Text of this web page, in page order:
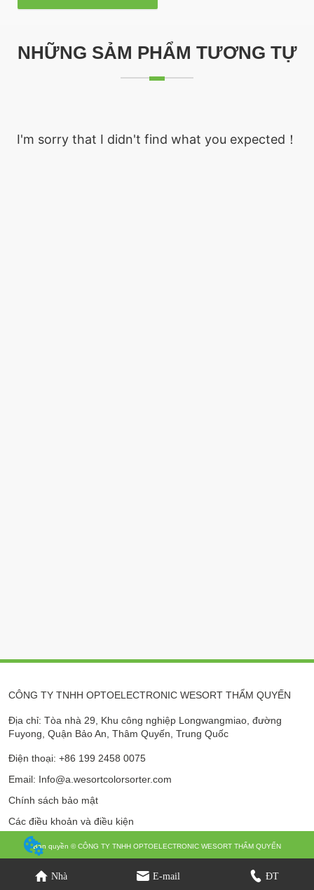
NHỮNG SẢM PHẨM TƯƠNG TỰ
I'm sorry that I didn't find what you expected！
CÔNG TY TNHH OPTOELECTRONIC WESORT THẨM QUYẾN
Nhà E-mail ĐT
Địa chỉ: Tòa nhà 29, Khu công nghiệp Longwangmiao, đường
Fuyong, Quận Bảo An, Thâm Quyến, Trung Quốc
Điện thoại: +86 199 2458 0075
Email: Info@a.wesortcolorsorter.com
Chính sách bảo mật
Các điều khoản và điều kiện
Bản quyền © CÔNG TY TNHH OPTOELECTRONIC WESORT THẨM QUYẾN